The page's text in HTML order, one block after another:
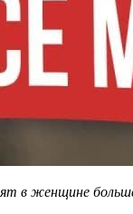
в женщине больше